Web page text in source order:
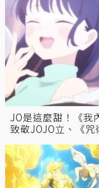
JO是這麼甜！《我
致敬JOJO立、《